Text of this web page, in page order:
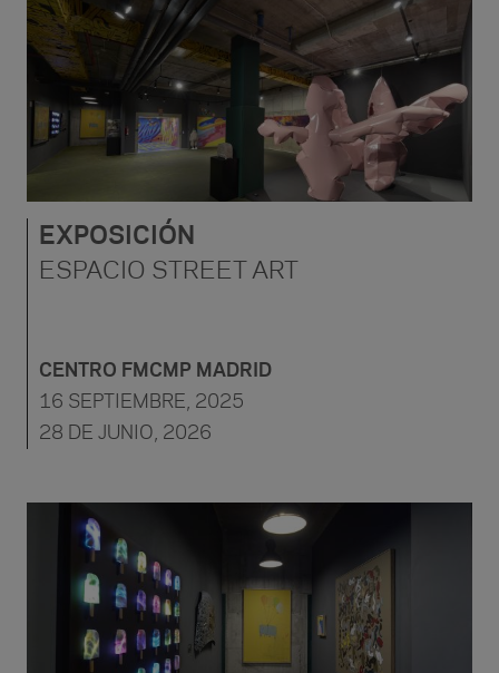
EXPOSICIÓN
ESPACIO STREET ART
CENTRO FMCMP MADRID
16 SEPTIEMBRE, 2025
28 DE JUNIO, 2026